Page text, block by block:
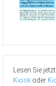
Lesen Sie
Kiosk oder